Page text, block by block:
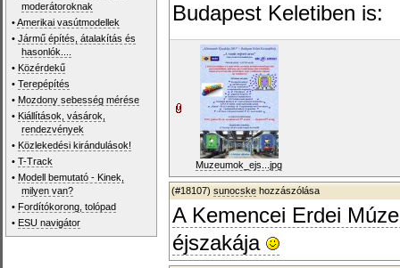
moderátoroknak
•Amerikai vasútmodellek
•Jármű építés, átalakítás és
hasonlók....
• Közérdekű
•Terepépítés
• Mozdony sebesség mérése
• Kiállítások, vásárok,
rendezvények
• Közlekedési kirándulások!
•T-Track
• Modell bemutató - Kinek,
milyen van?
• Fordítókorong, tolópad
• ESU navigátor
Budapest Keletiben is:
Muzeumok_ejs...jpg
(#18107) sunocske hozzászólása
A Kemencei Erdei
éjszakája